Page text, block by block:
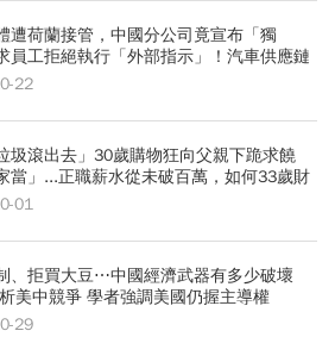
遭荷蘭接管，中國分公司竟宣布「獨
員工拒絕執行「外部指示」！汽車供應鏈
22
圾滾出去」30歲購物狂向父親下跪求饒
當」...正職薪水從未破百萬，如何33歲財
01
、拒買大豆⋯中國經濟武器有多少破壞
中競爭 學者強調美國仍握主導權
29